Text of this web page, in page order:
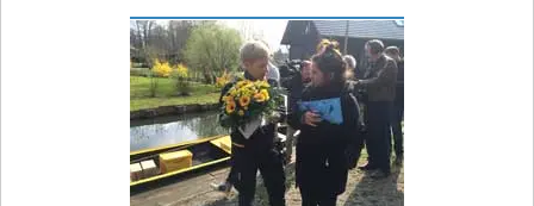
Nachrichten, Texte, Podcast, O-Töne,